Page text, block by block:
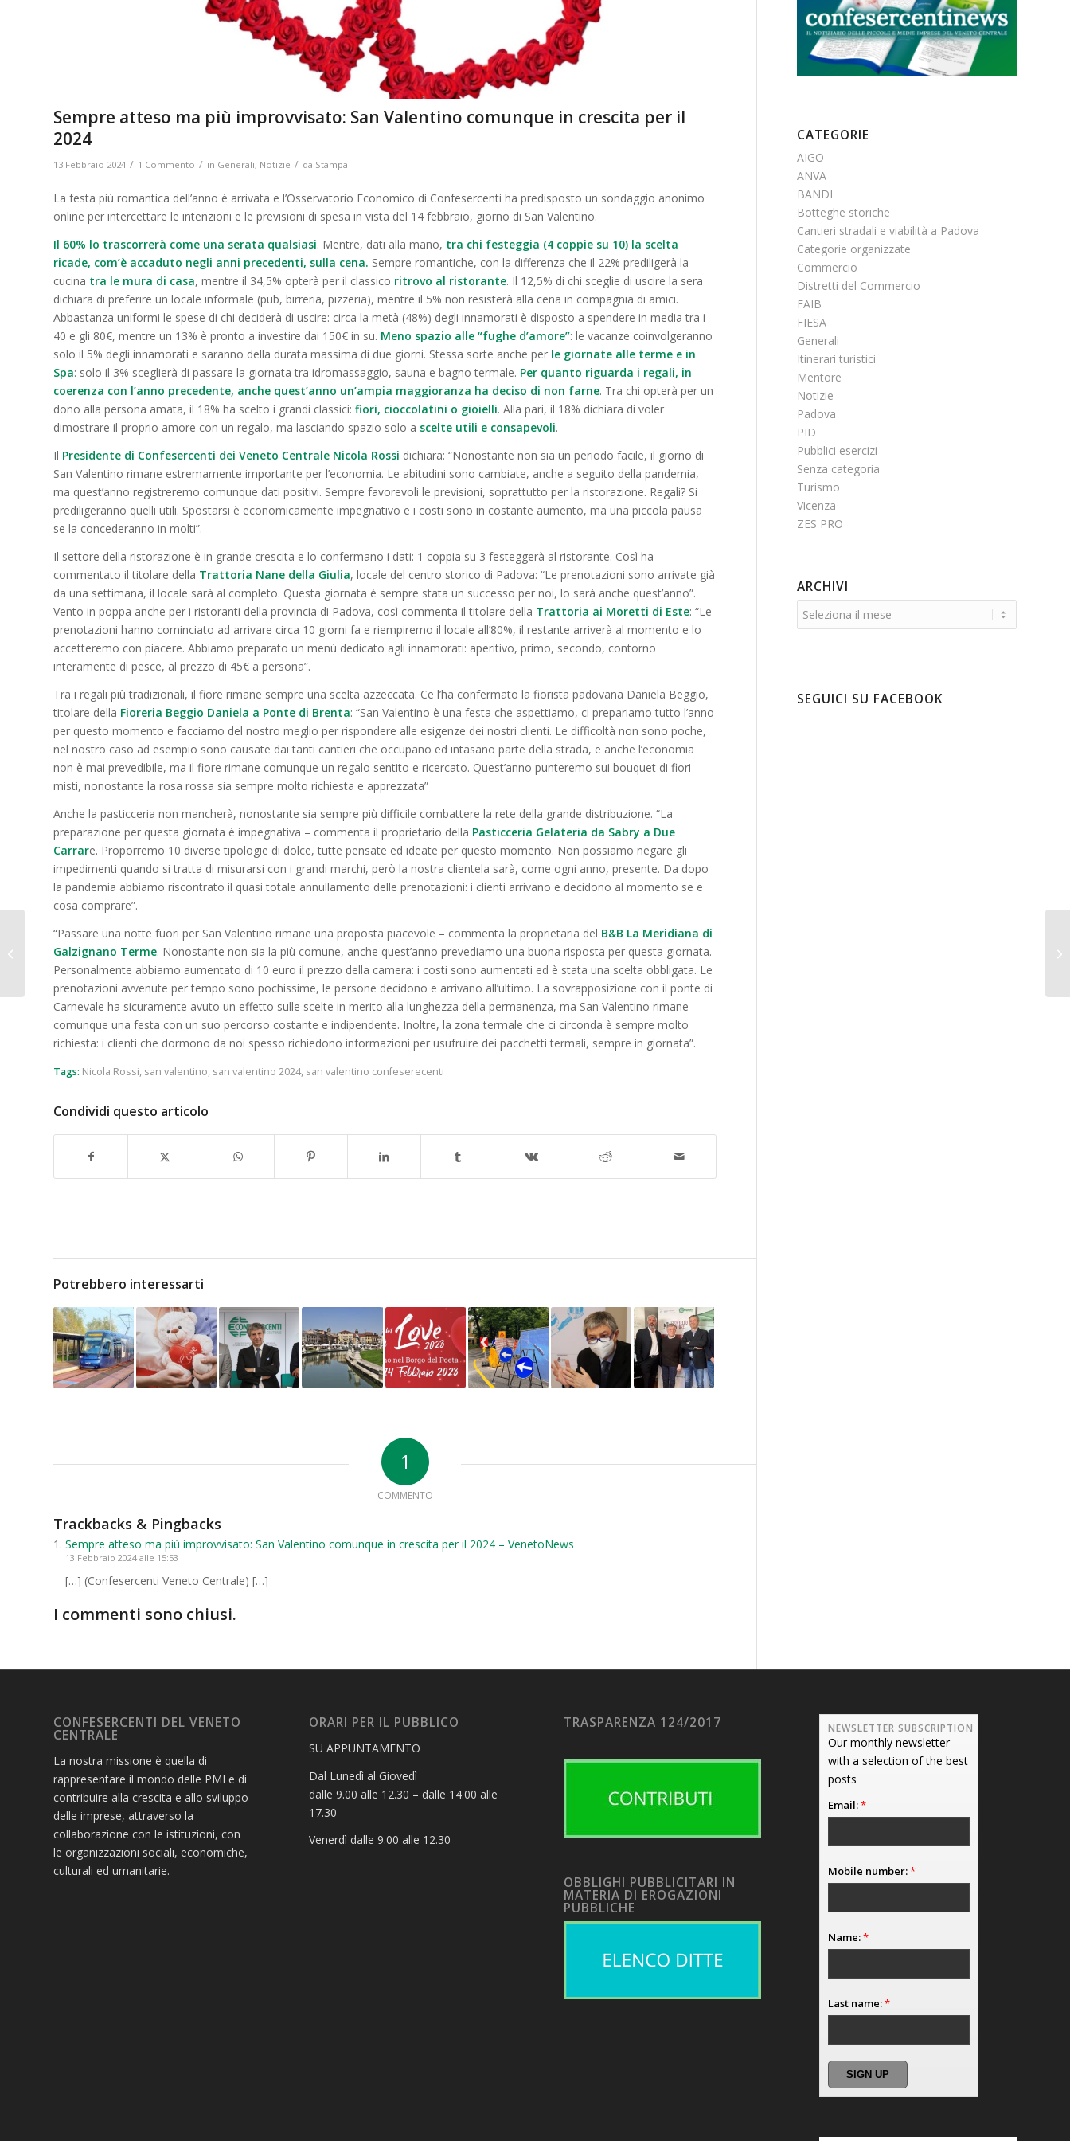
Sempre atteso ma più improvvisato: San Valentino comunque in crescita per il
2024
13 Febbraio 2024 / 1 Commento / in Generali, Notizie / da Stampa
La festa più romantica dell’anno è arrivata e l’Osservatorio Economico di Confesercenti ha predisposto un sondaggio anonimo
online per intercettare le intenzioni e le previsioni di spesa in vista del 14 febbraio, giorno di San Valentino.
Il 60% lo trascorrerà come una serata qualsiasi. Mentre, dati alla mano, tra chi festeggia (4 coppie su 10) la scelta
ricade, com’è accaduto negli anni precedenti, sulla cena. Sempre romantiche, con la differenza che il 22% prediligerà la
cucina tra le mura di casa, mentre il 34,5% opterà per il classico ritrovo al ristorante. Il 12,5% di chi sceglie di uscire la sera
dichiara di preferire un locale informale (pub, birreria, pizzeria), mentre il 5% non resisterà alla cena in compagnia di amici.
Abbastanza uniformi le spese di chi deciderà di uscire: circa la metà (48%) degli innamorati è disposto a spendere in media tra i
40 e gli 80€, mentre un 13% è pronto a investire dai 150€ in su. Meno spazio alle “fughe d’amore”: le vacanze coinvolgeranno
solo il 5% degli innamorati e saranno della durata massima di due giorni. Stessa sorte anche per le giornate alle terme e in
Spa: solo il 3% sceglierà di passare la giornata tra idromassaggio, sauna e bagno termale. Per quanto riguarda i regali, in
coerenza con l’anno precedente, anche quest’anno un’ampia maggioranza ha deciso di non farne. Tra chi opterà per un
dono alla persona amata, il 18% ha scelto i grandi classici: fiori, cioccolatini o gioielli. Alla pari, il 18% dichiara di voler
dimostrare il proprio amore con un regalo, ma lasciando spazio solo a scelte utili e consapevoli.
Il Presidente di Confesercenti dei Veneto Centrale Nicola Rossi dichiara: “Nonostante non sia un periodo facile, il giorno di
San Valentino rimane estremamente importante per l’economia. Le abitudini sono cambiate, anche a seguito della pandemia,
ma quest’anno registreremo comunque dati positivi. Sempre favorevoli le previsioni, soprattutto per la ristorazione. Regali? Si
prediligeranno quelli utili. Spostarsi è economicamente impegnativo e i costi sono in costante aumento, ma una piccola pausa
se la concederanno in molti”.
Il settore della ristorazione è in grande crescita e lo confermano i dati: 1 coppia su 3 festeggerà al ristorante. Così ha
commentato il titolare della Trattoria Nane della Giulia, locale del centro storico di Padova: “Le prenotazioni sono arrivate già
da una settimana, il locale sarà al completo. Questa giornata è sempre stata un successo per noi, lo sarà anche quest’anno”.
Vento in poppa anche per i ristoranti della provincia di Padova, così commenta il titolare della Trattoria ai Moretti di Este: “Le
prenotazioni hanno cominciato ad arrivare circa 10 giorni fa e riempiremo il locale all’80%, il restante arriverà al momento e lo
accetteremo con piacere. Abbiamo preparato un menù dedicato agli innamorati: aperitivo, primo, secondo, contorno
interamente di pesce, al prezzo di 45€ a persona”.
Tra i regali più tradizionali, il fiore rimane sempre una scelta azzeccata. Ce l’ha confermato la fiorista padovana Daniela Beggio,
titolare della Fioreria Beggio Daniela a Ponte di Brenta: “San Valentino è una festa che aspettiamo, ci prepariamo tutto l’anno
per questo momento e facciamo del nostro meglio per rispondere alle esigenze dei nostri clienti. Le difficoltà non sono poche,
nel nostro caso ad esempio sono causate dai tanti cantieri che occupano ed intasano parte della strada, e anche l’economia
non è mai prevedibile, ma il fiore rimane comunque un regalo sentito e ricercato. Quest’anno punteremo sui bouquet di fiori
misti, nonostante la rosa rossa sia sempre molto richiesta e apprezzata”
Anche la pasticceria non mancherà, nonostante sia sempre più difficile combattere la rete della grande distribuzione. “La
preparazione per questa giornata è impegnativa – commenta il proprietario della Pasticceria Gelateria da Sabry a Due
Carrare. Proporremo 10 diverse tipologie di dolce, tutte pensate ed ideate per questo momento. Non possiamo negare gli
impedimenti quando si tratta di misurarsi con i grandi marchi, però la nostra clientela sarà, come ogni anno, presente. Da dopo
la pandemia abbiamo riscontrato il quasi totale annullamento delle prenotazioni: i clienti arrivano e decidono al momento se e
cosa comprare”.
“Passare una notte fuori per San Valentino rimane una proposta piacevole – commenta la proprietaria del B&B La Meridiana di
Galzignano Terme. Nonostante non sia la più comune, anche quest’anno prevediamo una buona risposta per questa giornata.
Personalmente abbiamo aumentato di 10 euro il prezzo della camera: i costi sono aumentati ed è stata una scelta obbligata. Le
prenotazioni avvenute per tempo sono pochissime, le persone decidono e arrivano all’ultimo. La sovrapposizione con il ponte di
Carnevale ha sicuramente avuto un effetto sulle scelte in merito alla lunghezza della permanenza, ma San Valentino rimane
comunque una festa con un suo percorso costante e indipendente. Inoltre, la zona termale che ci circonda è sempre molto
richiesta: i clienti che dormono da noi spesso richiedono informazioni per usufruire dei pacchetti termali, sempre in giornata”.
Tags: Nicola Rossi, san valentino, san valentino 2024, san valentino confeserecenti
Condividi questo articolo
Potrebbero interessarti
1
COMMENTO
Trackbacks & Pingbacks
Sempre atteso ma più improvvisato: San Valentino comunque in crescita per il 2024 – VenetoNews
13 Febbraio 2024 alle 15:53
[…] (Confesercenti Veneto Centrale) […]
I commenti sono chiusi.
CATEGORIE
AIGO
ANVA
BANDI
Botteghe storiche
Cantieri stradali e viabilità a Padova
Categorie organizzate
Commercio
Distretti del Commercio
FAIB
FIESA
Generali
Itinerari turistici
Mentore
Notizie
Padova
PID
Pubblici esercizi
Senza categoria
Turismo
Vicenza
ZES PRO
ARCHIVI
SEGUICI SU FACEBOOK
CONFESERCENTI DEL VENETO
CENTRALE
La nostra missione è quella di
rappresentare il mondo delle PMI e di
contribuire alla crescita e allo sviluppo
delle imprese, attraverso la
collaborazione con le istituzioni, con
le organizzazioni sociali, economiche,
culturali ed umanitarie.
ORARI PER IL PUBBLICO
SU APPUNTAMENTO
Dal Lunedì al Giovedì
dalle 9.00 alle 12.30 – dalle 14.00 alle
17.30
Venerdì dalle 9.00 alle 12.30
TRASPARENZA 124/2017
OBBLIGHI PUBBLICITARI IN
MATERIA DI EROGAZIONI
PUBBLICHE
NEWSLETTER SUBSCRIPTION
Our monthly newsletter
with a selection of the best
posts
Email:*
Mobile number:*
Name:*
Last name:*
Lo sportello
psicologico di
Confesercenti per
situazioni di disagio...